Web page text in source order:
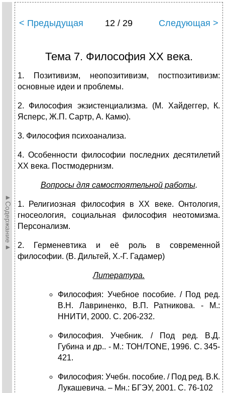
►Содержание►
< Предыдущая 12 / 29 Следующая >
Тема 7. Философия XX века.
1. Позитивизм, неопозитивизм, постпозитивизм:
основные идеи и проблемы.
2. Философия экзистенциализма. (М. Хайдеггер, К.
Ясперс, Ж.П. Сартр, А. Камю).
3. Философия психоанализа.
4. Особенности философии последних десятилетий
XX века. Постмодернизм.
Вопросы для самостоятельной работы.
1. Религиозная философия в XX веке. Онтология,
гносеология, социальная философия неотомизма.
Персонализм.
2. Герменевтика и её роль в современной
философии. (В. Дильтей, Х.-Г. Гадамер)
Литература.
Философия: Учебное пособие. / Под ред.
В.Н. Лавриненко, В.П. Ратникова. - М.:
ННИТИ, 2000. С. 206-232.
Философия. Учебник. / Под ред. В.Д.
Губина и др.. - М.: ТОН/ТONE, 1996. С. 345-
421.
Философия: Учебн. пособие. / Под ред. В.К.
Лукашевича. – Мн.: БГЭУ, 2001. С. 76-102